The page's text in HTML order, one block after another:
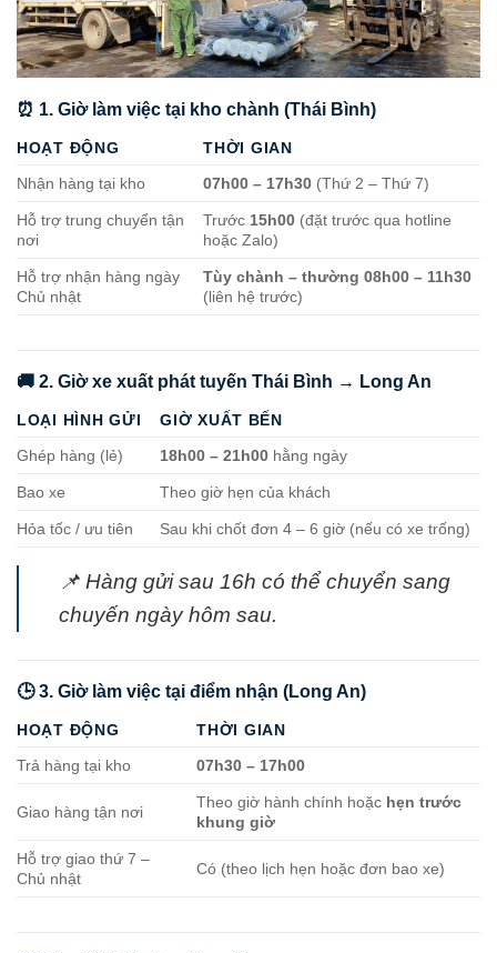
⏰ 1. Giờ làm việc tại kho chành (Thái Bình)
HOẠT ĐỘNG
THỜI GIAN
Nhận hàng tại kho
07h00 – 17h30 (Thứ 2 – Thứ 7)
Hỗ trợ trung chuyển tận
nơi
Trước 15h00 (đặt trước qua hotline
hoặc Zalo)
Hỗ trợ nhận hàng ngày
Chủ nhật
Tùy chành – thường 08h00 – 11h30
(liên hệ trước)
🚚 2. Giờ xe xuất phát tuyến Thái Bình → Long An
LOẠI HÌNH GỬI
GIỜ XUẤT BẾN
Ghép hàng (lẻ)
18h00 – 21h00 hằng ngày
Bao xe Theo giờ hẹn của khách
Hỏa tốc / ưu tiên Sau khi chốt đơn 4 – 6 giờ (nếu có xe trống)
📌 Hàng gửi sau 16h có thể chuyển sang
chuyến ngày hôm sau.
🕒 3. Giờ làm việc tại điểm nhận (Long An)
HOẠT ĐỘNG
THỜI GIAN
Trả hàng tại kho
07h30 – 17h00
Giao hàng tận nơi
Theo giờ hành chính hoặc hẹn trước
khung giờ
Hỗ trợ giao thứ 7 –
Chủ nhật
Có (theo lịch hẹn hoặc đơn bao xe)